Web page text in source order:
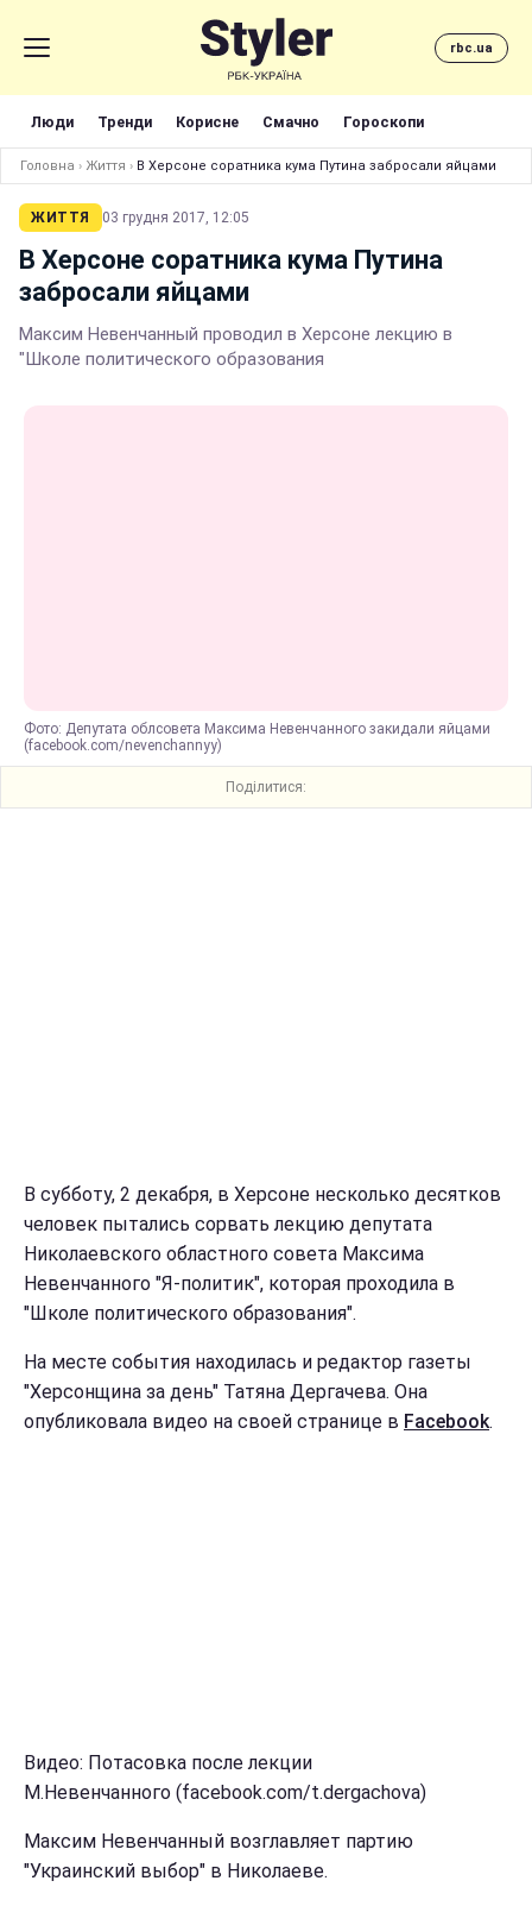
rbc.ua
Люди Тренди Корисне Смачно Гороскопи
Головна › Життя › В Херсоне соратника кума Путина забросали яйцами
ЖИТТЯ 03 грудня 2017, 12:05
В Херсоне соратника кума Путина
забросали яйцами
Максим Невенчанный проводил в Херсоне лекцию в
"Школе политического образования
Фото: Депутата облсовета Максима Невенчанного закидали яйцами
(facebook.com/nevenchannyy)
Поділитися:
В субботу, 2 декабря, в Херсоне несколько десятков
человек пытались сорвать лекцию депутата
Николаевского областного совета Максима
Невенчанного "Я-политик", которая проходила в
"Школе политического образования".
На месте события находилась и редактор газеты
"Херсонщина за день" Татяна Дергачева. Она
опубликовала видео на своей странице в Facebook.
Видео: Потасовка после лекции
М.Невенчанного (facebook.com/t.dergachova)
Максим Невенчанный возглавляет партию
"Украинский выбор" в Николаеве.